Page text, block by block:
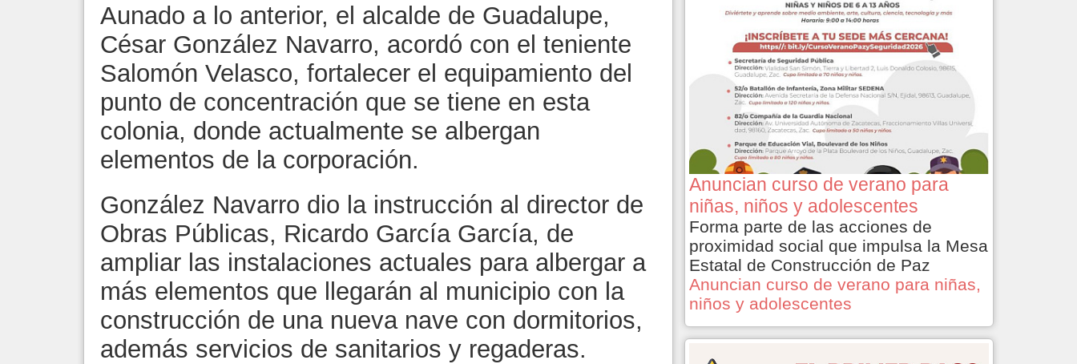
Aunado a lo anterior, el alcalde de Guadalupe,
César González Navarro, acordó con el teniente
Salomón Velasco, fortalecer el equipamiento del
punto de concentración que se tiene en esta
colonia, donde actualmente se albergan
elementos de la corporación.
González Navarro dio la instrucción al director de
Obras Públicas, Ricardo García García, de
ampliar las instalaciones actuales para albergar a
más elementos que llegarán al municipio con la
construcción de una nueva nave con dormitorios,
además servicios de sanitarios y regaderas.
Anuncian curso de verano para
niñas, niños y adolescentes
Forma parte de las acciones de
proximidad social que impulsa la Mesa
Estatal de Construcción de Paz
Anuncian curso de verano para niñas,
niños y adolescentes